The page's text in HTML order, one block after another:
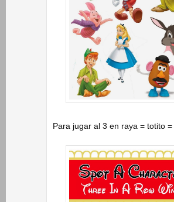
Para jugar al 3 en raya = totito